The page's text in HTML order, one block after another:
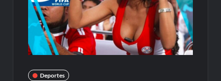
Deportes